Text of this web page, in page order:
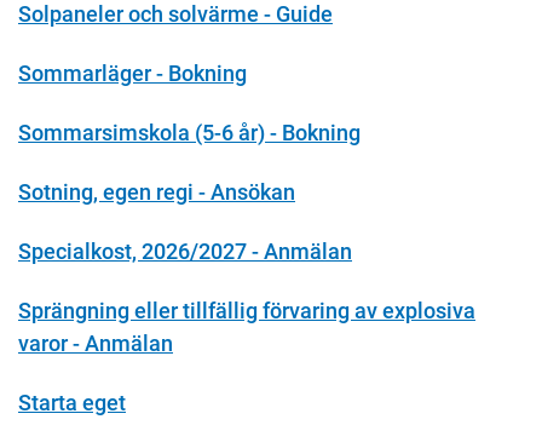
Solpaneler och solvärme - Guide
Sommarläger - Bokning
Sommarsimskola (5-6 år) - Bokning
Sotning, egen regi - Ansökan
Specialkost, 2026/2027 - Anmälan
Sprängning eller tillfällig förvaring av explosiva
varor - Anmälan
Starta eget